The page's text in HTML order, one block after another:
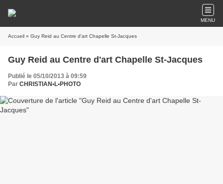
MENU
Accueil » Guy Reid au Centre d'art Chapelle St-Jacques
Guy Reid au Centre d'art Chapelle St-Jacques
Publié le 05/10/2013 à 09:59
Par CHRISTIAN•L•PHOTO